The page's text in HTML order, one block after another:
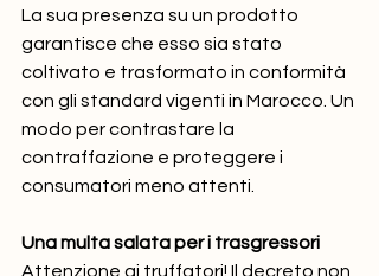
La sua presenza su un prodotto
garantisce che esso sia stato
coltivato e trasformato in conformità
con gli standard vigenti in Marocco. Un
modo per contrastare la
contraffazione e proteggere i
consumatori meno attenti.
Una multa salata per i trasgressori
Attenzione ai truffatori! Il decreto non